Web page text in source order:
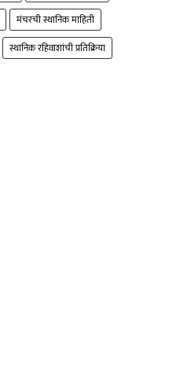
मंचरची स्थानिक माहिती
स्थानिक रहिवाशांची प्रतिक्रिया